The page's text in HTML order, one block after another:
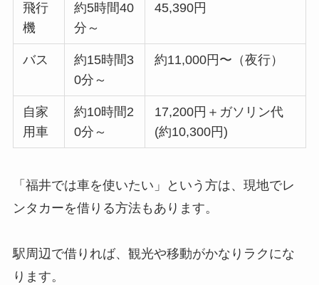
飛行
機
約5時間40
分～
45,390円
バス
約15時間3
0分～
約11,000円〜（夜行）
自家
用車
約10時間2
0分～
17,200円＋ガソリン代
(約10,300円)
「福井では車を使いたい」という方は、現地でレ
ンタカーを借りる方法もあります。
駅周辺で借りれば、観光や移動がかなりラクにな
ります。